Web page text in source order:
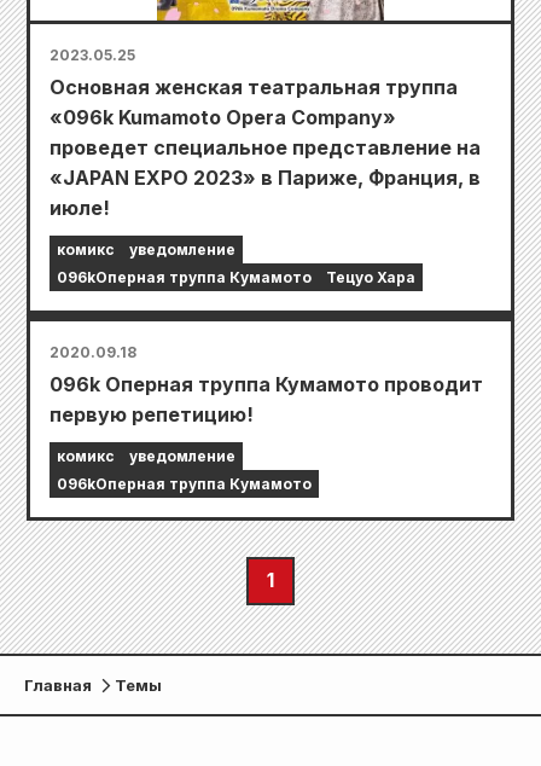
2023.05.25
Основная женская театральная труппа
«096k Kumamoto Opera Company»
проведет специальное представление на
«JAPAN EXPO 2023» в Париже, Франция, в
июле!
комикс
уведомление
096kОперная труппа Кумамото
Тецуо Хара
2020.09.18
096k Оперная труппа Кумамото проводит
первую репетицию!
комикс
уведомление
096kОперная труппа Кумамото
1
Главная Темы